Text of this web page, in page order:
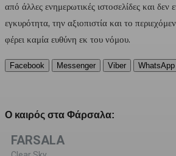
από άλλες ενημερωτικές ιστοσελίδες και δεν
εγκυρότητα, την αξιοπιστία και το
φέρει καμία ευθύνη εκ του νόμου.
Facebook Messenger Viber WhatsApp
Ο καιρός στα Φάρσαλα:
FARSALA